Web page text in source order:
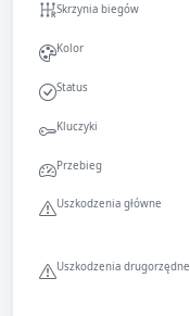
Skrzynia biegów
Kolor
Status
Kluczyki
Przebieg
Uszkodzenia główne
Uszkodzenia drugorzędne